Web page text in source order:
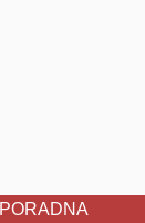
PORADNA